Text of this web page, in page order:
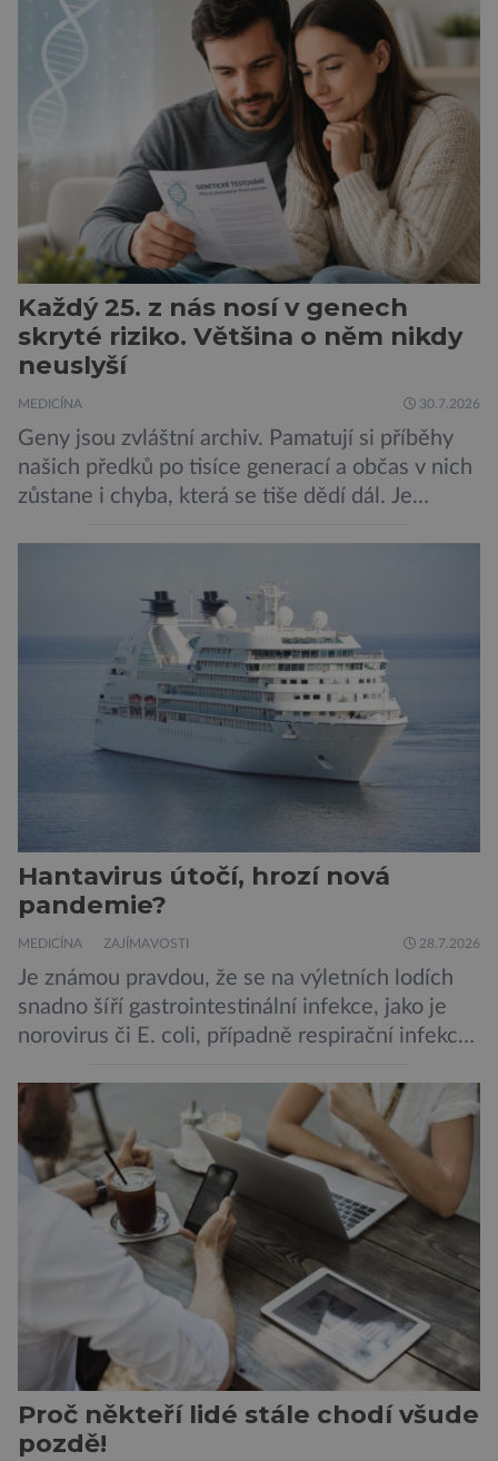
nedostatku spánku a stresu při péči o
novorozence. Nyní se však ukazuje, že za tím
stojí změny v mozku vyvolané těhotenstvím!
Poporodní mozková mlha, v angličtině […]
Každý 25. z nás nosí v genech
skryté riziko. Většina o něm nikdy
neuslyší
MEDICÍNA 30.7.2026
Geny jsou zvláštní archiv. Pamatují si příběhy
našich předků po tisíce generací a občas v nich
zůstane i chyba, která se tiše dědí dál. Je
jednou rozhodnout o zdraví jeho dítěte. Právě
to je případ řady dědičných onemocnění,
například cystické fibrózy, […]
Hantavirus útočí, hrozí nová
pandemie?
MEDICÍNA ZAJÍMAVOSTI 28.7.2026
Je známou pravdou, že se na výletních lodích
snadno šíří gastrointestinální infekce, jako je
norovirus či E. coli, případně respirační infekce,
Ovšem slyšet o prvním ohnisku hantaviru na
výletní lodi bylo znepokojivé i pro odborníky.
Zdá se, že nebezpečí bylo prozatím zažehnáno.
Máme se bát nové pandemie? Hantavirus […]
Proč někteří lidé stále chodí všude
pozdě!